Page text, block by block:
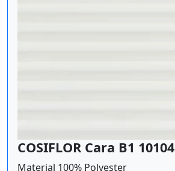
COSIFLOR Cara B1 10104
Material 100% Polyester